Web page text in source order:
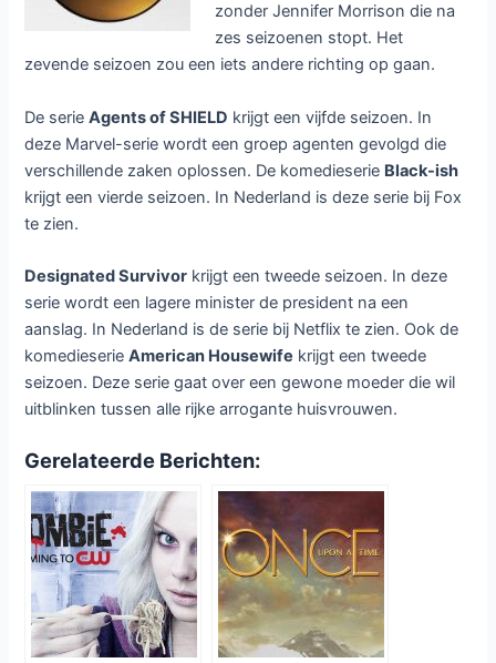
zonder Jennifer Morrison die na
zes seizoenen stopt. Het
zevende seizoen zou een iets andere richting op gaan.
De serieAgents of SHIELD krijgt een vijfde seizoen. In
deze Marvel-serie wordt een groep agenten gevolgd die
verschillende zaken oplossen. De komedieserie Black-ish
krijgt een vierde seizoen. In Nederland is deze serie bij Fox
te zien.
Designated Survivor krijgt een tweede seizoen. In deze
serie wordt een lagere minister de president na een
aanslag. In Nederland is de serie bij Netflix te zien. Ook de
komedieserieAmerican Housewife krijgt een tweede
seizoen. Deze serie gaat over een gewone moeder die wil
uitblinken tussen alle rijke arrogante huisvrouwen.
Gerelateerde Berichten: